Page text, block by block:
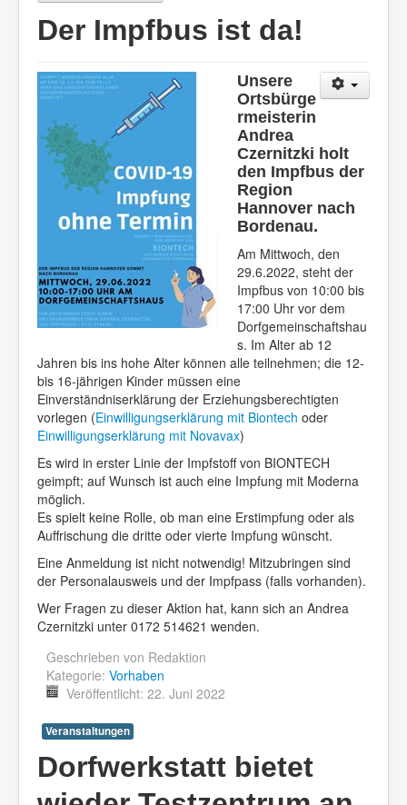
Der Impfbus ist da!
Unsere
Ortsbürge
rmeisterin
Andrea
Czernitzki holt
den Impfbus der
Region
Hannover nach
Bordenau.
Am Mittwoch, den
29.6.2022, steht der
Impfbus von 10:00 bis
17:00 Uhr vor dem
Dorfgemeinschaftshau
s. Im Alter ab 12
Jahren bis ins hohe Alter können alle teilnehmen; die 12-
bis 16-jährigen Kinder müssen eine
Einverständniserklärung der Erziehungsberechtigten
vorlegen (Einwilligungserklärung mit Biontech oder
Einwilligungserklärung mit Novavax)
Es wird in erster Linie der Impfstoff von BIONTECH
geimpft; auf Wunsch ist auch eine Impfung mit Moderna
möglich.
Es spielt keine Rolle, ob man eine Erstimpfung oder als
Auffrischung die dritte oder vierte Impfung wünscht.
Eine Anmeldung ist nicht notwendig! Mitzubringen sind
der Personalausweis und der Impfpass (falls vorhanden).
Wer Fragen zu dieser Aktion hat, kann sich an Andrea
Czernitzki unter 0172 514621 wenden.
Geschrieben von Redaktion
Kategorie: Vorhaben
Veröffentlicht: 22. Juni 2022
Veranstaltungen
Dorfwerkstatt bietet